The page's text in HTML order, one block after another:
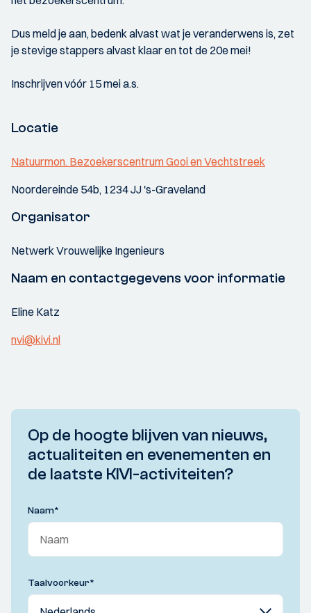
Dus meld je aan, bedenk alvast wat je veranderwens is, zet
je stevige stappers alvast klaar en tot de 20e mei!
Inschrijven vóór 15 mei a.s.
Locatie
Natuurmon. Bezoekerscentrum Gooi en Vechtstreek
Noordereinde 54b, 1234 JJ 's-Graveland
Organisator
Netwerk Vrouwelijke Ingenieurs
Naam en contactgegevens voor informatie
Eline Katz
nvi@kivi.nl
Op de hoogte blijven van nieuws,
actualiteiten en evenementen en
de laatste KIVI-activiteiten?
Naam*
Taalvoorkeur*